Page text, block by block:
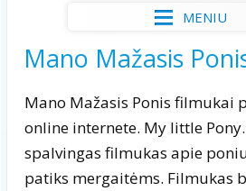
MENIU
Mano Mažasis
Mano Mažasis Ponis filmukai
online internete. My little
spalvingas filmukas apie
patiks mergaitėms. Filmukas